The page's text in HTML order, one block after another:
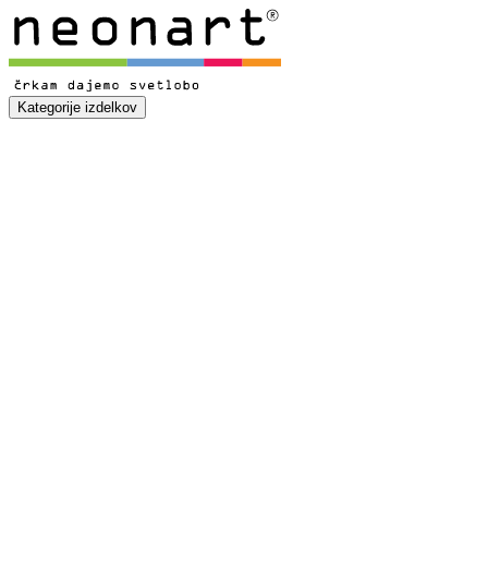
Kategorije izdelkov